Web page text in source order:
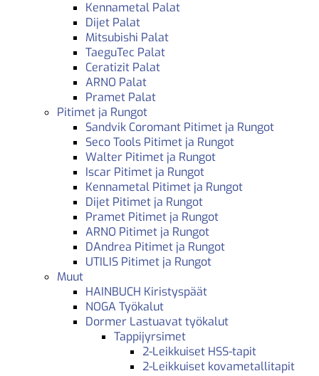
Kennametal Palat
Dijet Palat
Mitsubishi Palat
TaeguTec Palat
Ceratizit Palat
ARNO Palat
Pramet Palat
Pitimet ja Rungot
Sandvik Coromant Pitimet ja Rungot
Seco Tools Pitimet ja Rungot
Walter Pitimet ja Rungot
Iscar Pitimet ja Rungot
Kennametal Pitimet ja Rungot
Dijet Pitimet ja Rungot
Pramet Pitimet ja Rungot
ARNO Pitimet ja Rungot
DAndrea Pitimet ja Rungot
UTILIS Pitimet ja Rungot
Muut
HAINBUCH Kiristyspäät
NOGA Työkalut
Dormer Lastuavat työkalut
Tappijyrsimet
2-Leikkuiset HSS-tapit
2-Leikkuiset kovametallitapit